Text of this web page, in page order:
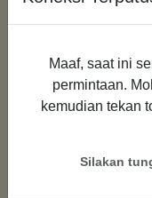
Maaf, saat ini
permintaan.
kemudian tekan
Silakan